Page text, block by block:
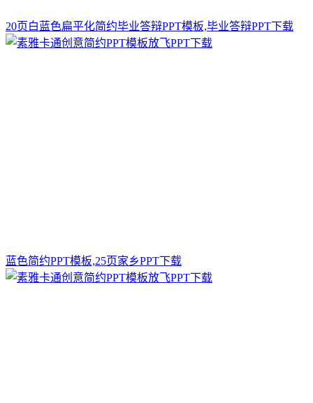
20页白蓝色扁平化简约毕业答辩PPT模板,毕业答辩PPT下载
蓝色简约PPT模板,25页家乡PPT下载